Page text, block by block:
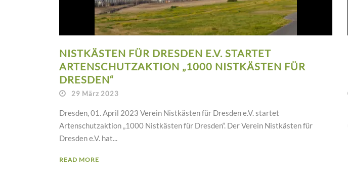
NISTKÄSTEN FÜR DRESDEN E.V. STARTET
ARTENSCHUTZAKTION „1000 NISTKÄSTEN FÜR
DRESDEN“
29 März 2023
Dresden, 01. April 2023 Verein Nistkästen für Dresden e.V. startet
Artenschutzaktion „1000 Nistkästen für Dresden“. Der Verein Nistkästen für
Dresden e.V. hat...
READ MORE